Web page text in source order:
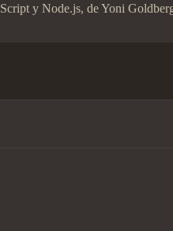
y Node.js, de Yoni